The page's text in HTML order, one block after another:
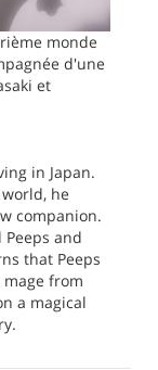
monde
d'une
et
in Japan.
he
companion.
and
that Peeps
mage from
a magical